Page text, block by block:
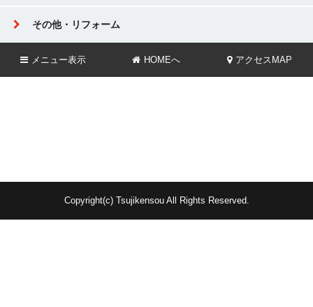
その他・リフォーム
メニュー表示 HOMEへ アクセスMAP
Copyright(c) Tsujikensou All Rights Reserved.